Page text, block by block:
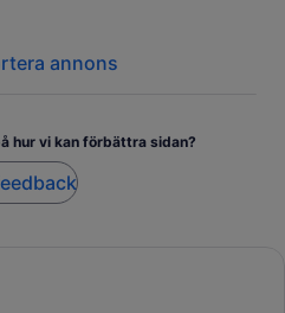
annons
hur vi kan förbättra sidan?